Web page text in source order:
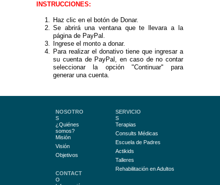
INSTRUCCIONES:
Haz clic en el botón de Donar.
Se abrirá una ventana que te llevara a la
página de PayPal.
Ingrese el monto a donar.
Para realizar el donativo tiene que ingresar a
su cuenta de PayPal, en caso de no contar
seleccionar la opción "Continuar" para
generar una cuenta.
NOSOTRO
S
¿Quiénes
somos?
Misión
Visión
Objetivos
CONTACT
O
SERVICIO
S
Terapias
Consults Médicas
Escuela de Padres
Actikids
Talleres
Rehabilitación en Adultos